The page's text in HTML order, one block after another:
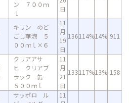
ン ７００ｍ
ｌ
日
キリン のど
ごし華泡 ５
００ｍｌ×６
11
月
19
日
136114%14% 911
クリアアサ
ヒ クリアブ
ラック 缶
５００ｍｌ
11
月
21
日
133117%13% 158
サッポロ ル
11